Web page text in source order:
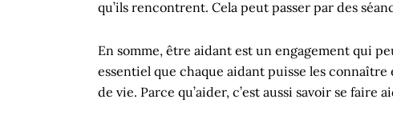
qu’ils rencontrent. Cela peut passer par des
En somme, être aidant est un engagement qui
essentiel que chaque aidant puisse les
de vie. Parce qu’aider, c’est aussi savoir se faire